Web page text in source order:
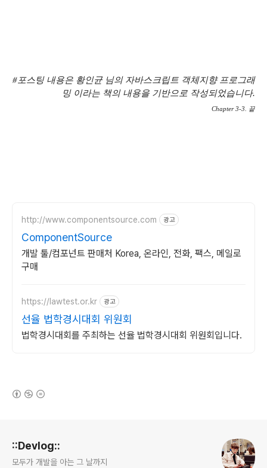
#포스팅 내용은 황인균 님의 자바스크립트 객체지향 프로그래
밍 이라는 책의 내용을 기반으로 작성되었습니다.
Chapter 3-3. 끝
http://www.componentsource.com 광고
ComponentSource
개발 툴/컴포넌트 판매처 Korea, 온라인, 전화, 팩스, 메일로
구매
https://lawtest.or.kr 광고
선율 법학경시대회 위원회
법학경시대회를 주최하는 선율 법학경시대회 위원회입니다.
::Devlog::
모두가 개발을 아는 그 날까지